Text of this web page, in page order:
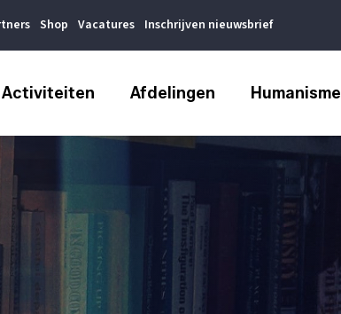
Shop Vacatures Inschrijven nieuwsbrief
Activiteiten Afdelingen Humanisme